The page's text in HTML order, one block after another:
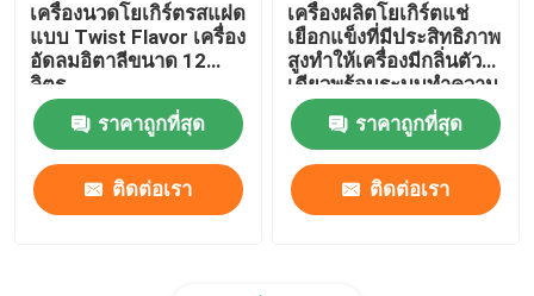
เครื่องนวดโยเกิร์ตรสแฝด
แบบ Twist Flavor เครื่อง
อัดลมอิตาลีขนาด 12
ลิตร
ราคาถูกที่สุด
ติดต่อเรา
เครื่องผลิตโยเกิร์ตแช่
เยือกแข็งที่มีประสิทธิภาพ
สูงทำให้เครื่องมีกลิ่นตัว
เดียวพร้อมระบบทำความ
เย็นก่อน
ราคาถูกที่สุด
ติดต่อเรา